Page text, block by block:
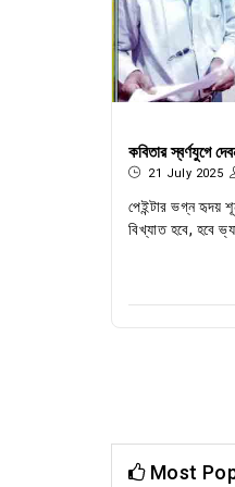
কবিতার স্বর্ণযুগে
21 July 2025
পেইন্টার ভগ্ন হৃদয়
বিখ্যাত হবে, হবে
Most